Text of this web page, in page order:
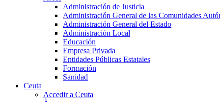
Administración de Justicia
Administración General de las Comunidades
Administración General del Estado
Administración Local
Educación
Empresa Privada
Entidades Públicas Estatales
Formación
Sanidad
Ceuta
Accedir a Ceuta